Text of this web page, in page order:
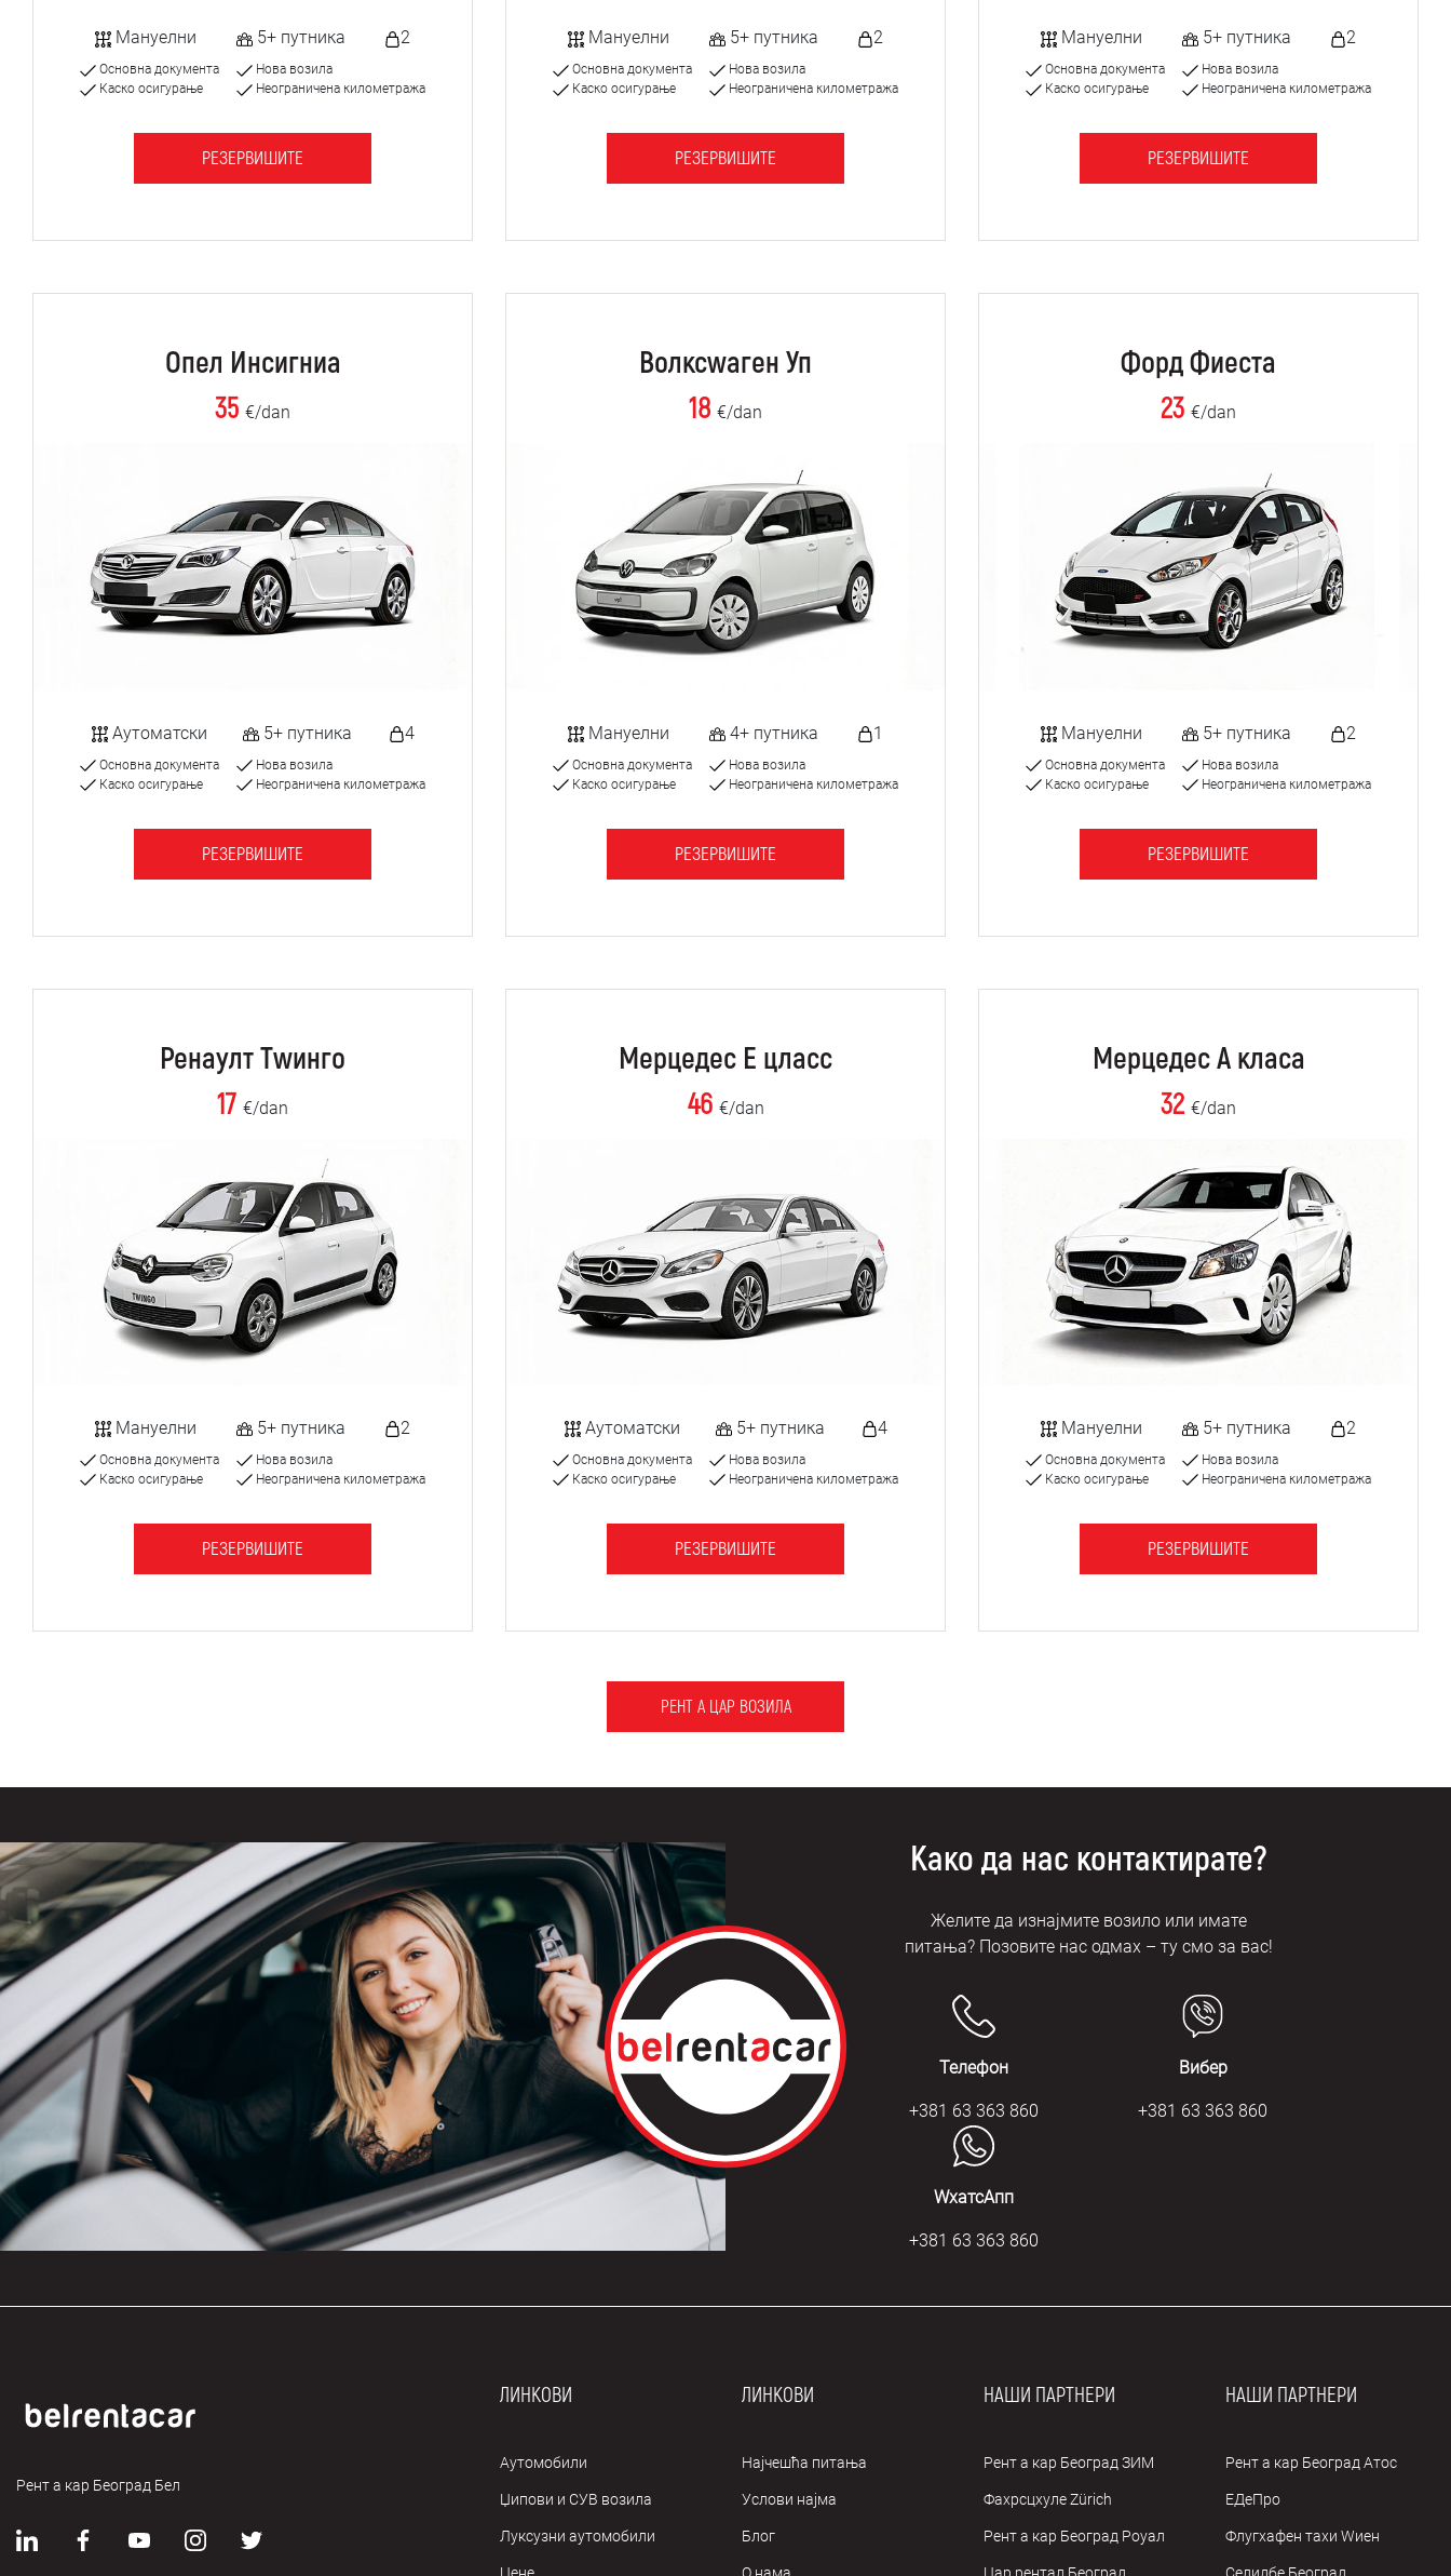
Мануелни 5+ путника 2
Основна документа
Каско осигурање
Нова возила
Неограничена километража
РЕЗЕРВИШИТЕ
Мануелни 5+ путника 2
Основна документа
Каско осигурање
Нова возила
Неограничена километража
РЕЗЕРВИШИТЕ
Мануелни 5+ путника 2
Основна документа
Каско осигурање
Нова возила
Неограничена километража
РЕЗЕРВИШИТЕ
Опел Инсигниа
35 €/dan
Аутоматски 5+ путника 4
Основна документа
Каско осигурање
Нова возила
Неограничена километража
РЕЗЕРВИШИТЕ
Волксwаген Уп
18 €/dan
Мануелни 4+ путника 1
Основна документа
Каско осигурање
Нова возила
Неограничена километража
РЕЗЕРВИШИТЕ
Форд Фиеста
23 €/dan
Мануелни 5+ путника 2
Основна документа
Каско осигурање
Нова возила
Неограничена километража
РЕЗЕРВИШИТЕ
Ренаулт Тwинго
17 €/dan
Мануелни 5+ путника 2
Основна документа
Каско осигурање
Нова возила
Неограничена километража
РЕЗЕРВИШИТЕ
Мерцедес Е цласс
46 €/dan
Аутоматски 5+ путника 4
Основна документа
Каско осигурање
Нова возила
Неограничена километража
РЕЗЕРВИШИТЕ
Мерцедес А класа
32 €/dan
Мануелни 5+ путника 2
Основна документа
Каско осигурање
Нова возила
Неограничена километража
РЕЗЕРВИШИТЕ
РЕНТ А ЦАР ВОЗИЛА
Како да нас контактирате?
Желите да изнајмите возило или имате
питања? Позовите нас одмах – ту смо за вас!
Телефон
+381 63 363 860
Вибер
+381 63 363 860
WхатсАпп
+381 63 363 860
Рент а кар Београд Бел
ЛИНКОВИ
Аутомобили
Џипови и СУВ возила
Луксузни аутомобили
ЛИНКОВИ
Најчешћа питања
Услови најма
Блог
НАШИ ПАРТНЕРИ
Рент а кар Београд ЗИМ
Фахрсцхуле Zürich
Рент а кар Београд Роyал
НАШИ ПАРТНЕРИ
Рент а кар Београд Атос
ЕДеПро
Флугхафен таxи Wиен